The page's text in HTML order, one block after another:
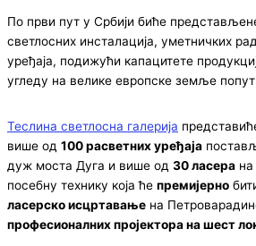
По први пут у Србији биће
светлосних инсталација, уметничких
уређаја, подижући капацитете
угледу на велике европске земље
Теслина светлосна галерија
више од 100 расветних уређаја
дуж моста Дуга и више од 30 ласера на
посебну технику која ће премијерно
ласерско исцртавање на
професионалних пројектора на шест